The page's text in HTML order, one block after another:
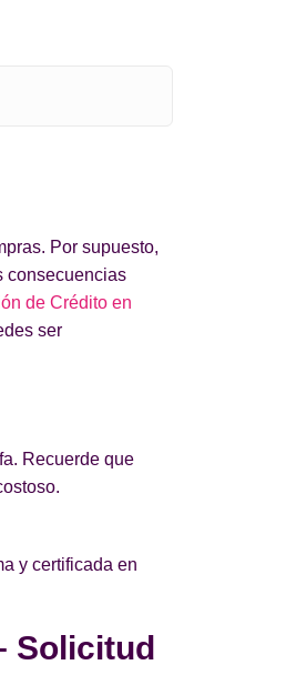
Por supuesto,
consecuencias
de Crédito en
ser
Recuerde que
y certificada en
Solicitud